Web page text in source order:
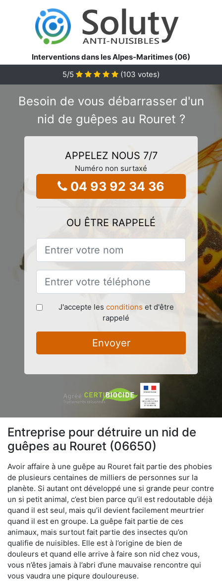
Interventions dans les Alpes-Maritimes (06)
5/5 (103 votes)
Besoin de vous débarrasser d'un
nid de guêpes au Rouret ?
APPELEZ NOUS 7/7
Numéro non surtaxé
04 93 92 34 36
OU ÊTRE RAPPELÉ
J'accepte les conditions et d'être
rappelé
Envoyer
Entreprise pour détruire un nid de
guêpes au Rouret (06650)
Avoir affaire à une guêpe au Rouret fait partie des phobies
de plusieurs centaines de milliers de personnes sur la
planète. Si autant ont développé une si grande peur contre
un si petit animal, c’est bien parce qu’il est redoutable déjà
quand il est seul, mais qu’il devient facilement meurtrier
quand il est en groupe. La guêpe fait partie de ces
animaux, mais surtout fait partie des insectes qu’on
qualifie de nuisibles. Elle est à l’origine de bien de
douleurs et quand elle arrive à faire son nid chez vous,
vous n’êtes jamais à l’abri d’une mauvaise rencontre qui
vous vaudra une piqure douloureuse.